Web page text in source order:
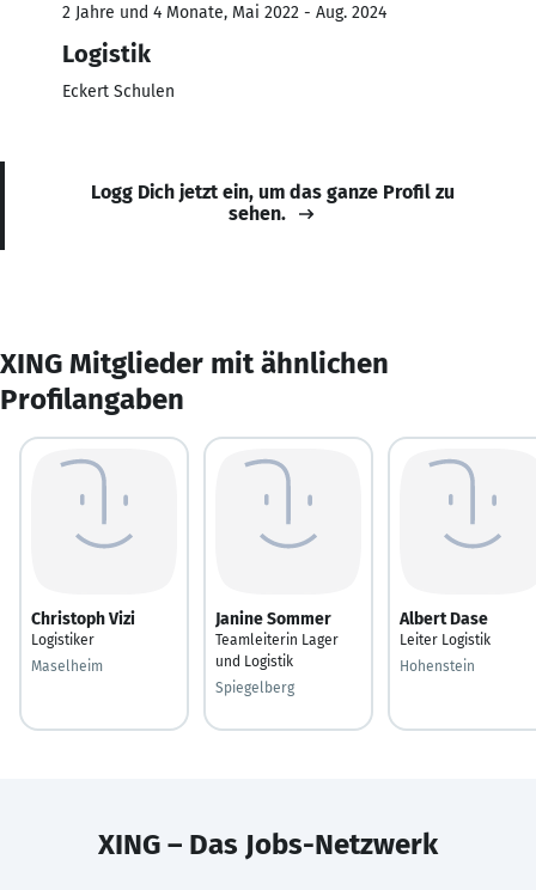
2 Jahre und 4 Monate, Mai 2022 - Aug. 2024
Logistik
Eckert Schulen
Logg Dich jetzt ein, um das ganze Profil zu
sehen.
XING Mitglieder mit ähnlichen
Profilangaben
Christoph Vizi
Logistiker
Maselheim
Janine Sommer
Teamleiterin Lager
und Logistik
Spiegelberg
Albert Dase
Leiter Logistik
Hohenstein
XING – Das Jobs-Netzwerk